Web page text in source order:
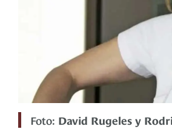
Foto: David Rugeles y